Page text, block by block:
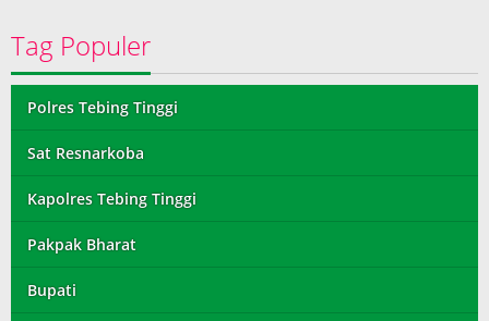
Tag Populer
Polres Tebing Tinggi
Sat Resnarkoba
Kapolres Tebing Tinggi
Pakpak Bharat
Bupati